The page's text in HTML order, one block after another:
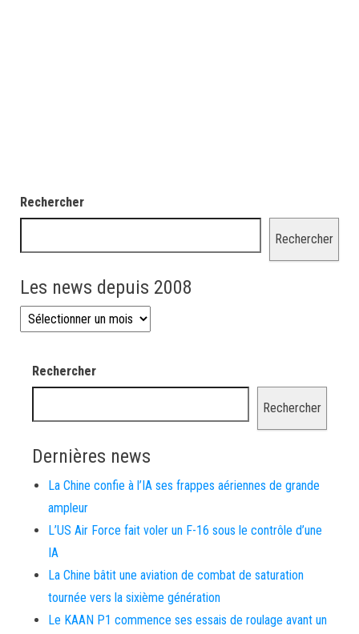
Rechercher
Rechercher
Les news depuis 2008
Les news depuis 2008
Rechercher
Rechercher
Dernières news
La Chine confie à l’IA ses frappes aériennes de grande
ampleur
L’US Air Force fait voler un F-16 sous le contrôle d’une
IA
La Chine bâtit une aviation de combat de saturation
tournée vers la sixième génération
Le KAAN P1 commence ses essais de roulage avant un